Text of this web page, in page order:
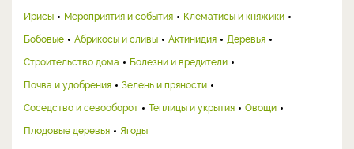
Ирисы
Мероприятия и события
Клематисы и княжики
Бобовые
Абрикосы и сливы Актинидия
Деревья
Строительство дома
Болезни и вредители
Почва и удобрения
Зелень и пряности
Соседство и севооборот
Теплицы и укрытия
Овощи
Плодовые деревья
Ягоды